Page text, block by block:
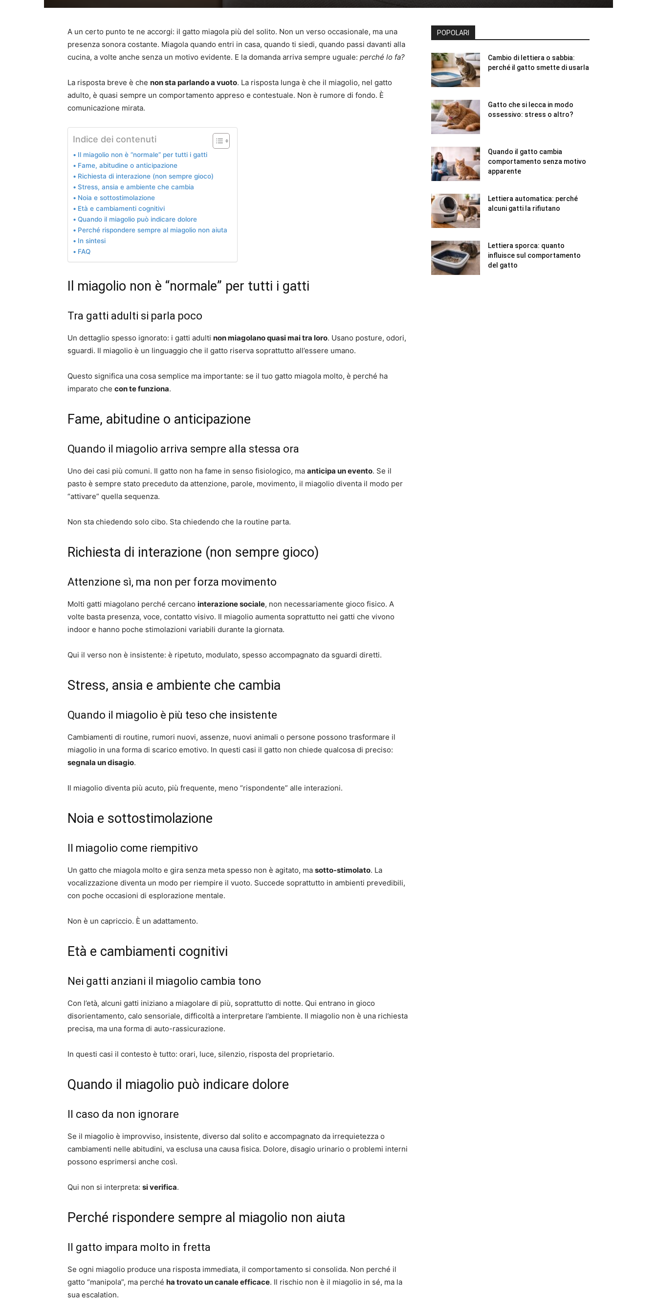
A un certo punto te ne accorgi: il gatto miagola più del solito. Non un verso occasionale, ma una
presenza sonora costante. Miagola quando entri in casa, quando ti siedi, quando passi davanti alla
cucina, a volte anche senza un motivo evidente. E la domanda arriva sempre uguale: perché lo fa?
La risposta breve è che non sta parlando a vuoto. La risposta lunga è che il miagolio, nel gatto
adulto, è quasi sempre un comportamento appreso e contestuale. Non è rumore di fondo. È
comunicazione mirata.
Indice dei contenuti
Il miagolio non è “normale” per tutti i gatti
Fame, abitudine o anticipazione
Richiesta di interazione (non sempre gioco)
Stress, ansia e ambiente che cambia
Noia e sottostimolazione
Età e cambiamenti cognitivi
Quando il miagolio può indicare dolore
Perché rispondere sempre al miagolio non aiuta
In sintesi
FAQ
Il miagolio non è “normale” per tutti i gatti
Tra gatti adulti si parla poco
Un dettaglio spesso ignorato: i gatti adulti non miagolano quasi mai tra loro. Usano posture, odori,
sguardi. Il miagolio è un linguaggio che il gatto riserva soprattutto all’essere umano.
Questo significa una cosa semplice ma importante: se il tuo gatto miagola molto, è perché ha
imparato che con te funziona.
Fame, abitudine o anticipazione
Quando il miagolio arriva sempre alla stessa ora
Uno dei casi più comuni. Il gatto non ha fame in senso fisiologico, ma anticipa un evento. Se il
pasto è sempre stato preceduto da attenzione, parole, movimento, il miagolio diventa il modo per
“attivare” quella sequenza.
Non sta chiedendo solo cibo. Sta chiedendo che la routine parta.
Richiesta di interazione (non sempre gioco)
Attenzione sì, ma non per forza movimento
Molti gatti miagolano perché cercano interazione sociale, non necessariamente gioco fisico. A
volte basta presenza, voce, contatto visivo. Il miagolio aumenta soprattutto nei gatti che vivono
indoor e hanno poche stimolazioni variabili durante la giornata.
Qui il verso non è insistente: è ripetuto, modulato, spesso accompagnato da sguardi diretti.
Stress, ansia e ambiente che cambia
Quando il miagolio è più teso che insistente
Cambiamenti di routine, rumori nuovi, assenze, nuovi animali o persone possono trasformare il
miagolio in una forma di scarico emotivo. In questi casi il gatto non chiede qualcosa di preciso:
segnala un disagio.
Il miagolio diventa più acuto, più frequente, meno “rispondente” alle interazioni.
Noia e sottostimolazione
Il miagolio come riempitivo
Un gatto che miagola molto e gira senza meta spesso non è agitato, ma sotto-stimolato. La
vocalizzazione diventa un modo per riempire il vuoto. Succede soprattutto in ambienti prevedibili,
con poche occasioni di esplorazione mentale.
Non è un capriccio. È un adattamento.
Età e cambiamenti cognitivi
Nei gatti anziani il miagolio cambia tono
Con l’età, alcuni gatti iniziano a miagolare di più, soprattutto di notte. Qui entrano in gioco
disorientamento, calo sensoriale, difficoltà a interpretare l’ambiente. Il miagolio non è una richiesta
precisa, ma una forma di auto-rassicurazione.
In questi casi il contesto è tutto: orari, luce, silenzio, risposta del proprietario.
Quando il miagolio può indicare dolore
Il caso da non ignorare
Se il miagolio è improvviso, insistente, diverso dal solito e accompagnato da irrequietezza o
cambiamenti nelle abitudini, va esclusa una causa fisica. Dolore, disagio urinario o problemi interni
possono esprimersi anche così.
Qui non si interpreta: si verifica.
Perché rispondere sempre al miagolio non aiuta
Il gatto impara molto in fretta
Se ogni miagolio produce una risposta immediata, il comportamento si consolida. Non perché il
gatto “manipola”, ma perché ha trovato un canale efficace. Il rischio non è il miagolio in sé, ma la
sua escalation.
POPOLARI
Cambio di lettiera o sabbia:
perché il gatto smette di usarla
Gatto che si lecca in modo
ossessivo: stress o altro?
Quando il gatto cambia
comportamento senza motivo
apparente
Lettiera automatica: perché
alcuni gatti la rifiutano
Lettiera sporca: quanto
influisce sul comportamento
del gatto